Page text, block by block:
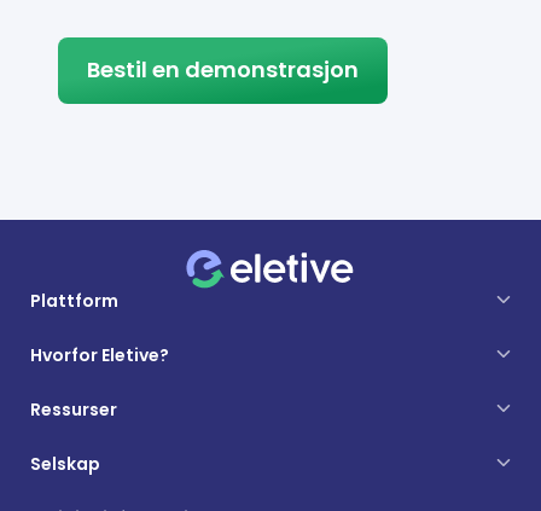
Bestil en demonstrasjon
Plattform
Hvorfor Eletive?
Ressurser
Selskap